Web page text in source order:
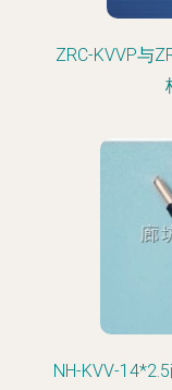
ZRC-KVVP与
NH-KVV-